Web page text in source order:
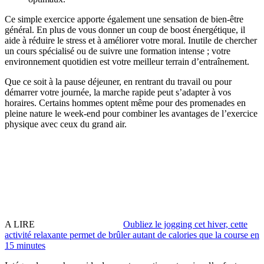
Ce simple exercice apporte également une sensation de bien-être
général. En plus de vous donner un coup de boost énergétique, il
aide à réduire le stress et à améliorer votre moral. Inutile de chercher
un cours spécialisé ou de suivre une formation intense ; votre
environnement quotidien est votre meilleur terrain d’entraînement.
Que ce soit à la pause déjeuner, en rentrant du travail ou pour
démarrer votre journée, la marche rapide peut s’adapter à vos
horaires. Certains hommes optent même pour des promenades en
pleine nature le week-end pour combiner les avantages de l’exercice
physique avec ceux du grand air.
A LIRE
Oubliez le jogging cet hiver, cette
activité relaxante permet de brûler autant de calories que la course en
15 minutes